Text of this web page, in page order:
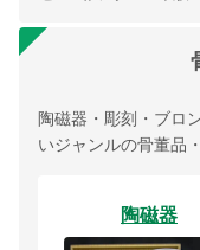
陶磁器・彫刻・ブロ
いジャンルの骨董品
陶磁器